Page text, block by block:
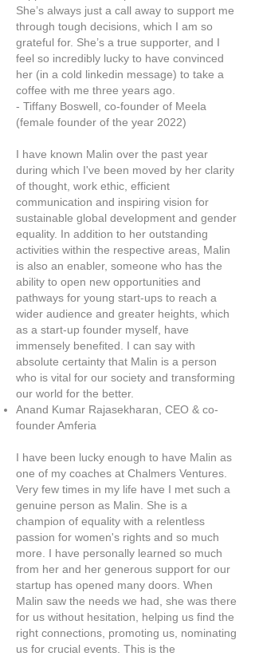
She’s always just a call away to support me
through tough decisions, which I am so
grateful for. She’s a true supporter, and I
feel so incredibly lucky to have convinced
her (in a cold linkedin message) to take a
coffee with me three years ago.
- Tiffany Boswell, co-founder of Meela
(female founder of the year 2022)
I have known Malin over the past year
during which I've been moved by her clarity
of thought, work ethic, efficient
communication and inspiring vision for
sustainable global development and gender
equality. In addition to her outstanding
activities within the respective areas, Malin
is also an enabler, someone who has the
ability to open new opportunities and
pathways for young start-ups to reach a
wider audience and greater heights, which
as a start-up founder myself, have
immensely benefited. I can say with
absolute certainty that Malin is a person
who is vital for our society and transforming
our world for the better.
Anand Kumar Rajasekharan, CEO & co-
founder Amferia
I have been lucky enough to have Malin as
one of my coaches at Chalmers Ventures.
Very few times in my life have I met such a
genuine person as Malin. She is a
champion of equality with a relentless
passion for women's rights and so much
more. I have personally learned so much
from her and her generous support for our
startup has opened many doors. When
Malin saw the needs we had, she was there
for us without hesitation, helping us find the
right connections, promoting us, nominating
us for crucial events. This is the